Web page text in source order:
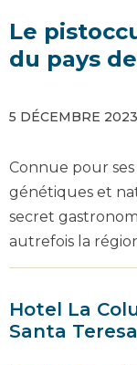
Le
du pays
5 DÉCEMBRE 2023
Connue pour
génétiques et
secret
autrefois la
Hotel La
Santa